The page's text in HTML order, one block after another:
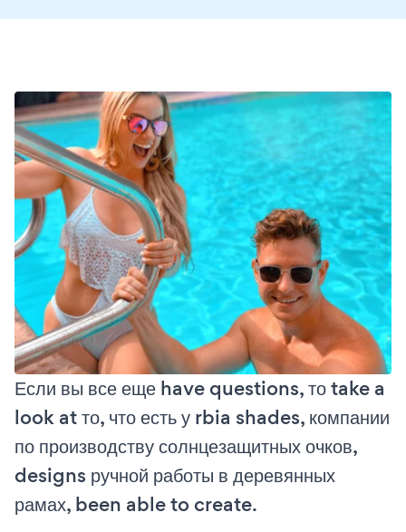
Если вы все еще have questions, то take a
look at то, что есть у rbia shades, компании
по производству солнцезащитных очков,
designs ручной работы в деревянных
рамах, been able to create.